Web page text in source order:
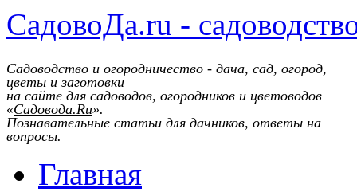
СадовоДа.ru -
Садоводство и огородничество - дача, сад, огород,
цветы и заготовки
на сайте для садоводов, огородников и цветоводов
«Садовода.Ru».
Познавательные статьи для дачников, ответы на
вопросы.
Главная